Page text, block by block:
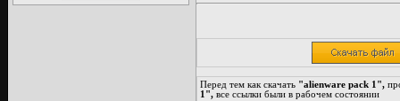
Перед тем как скачать "alienware pack 1",
1", все ссылки были в рабочем состоянии